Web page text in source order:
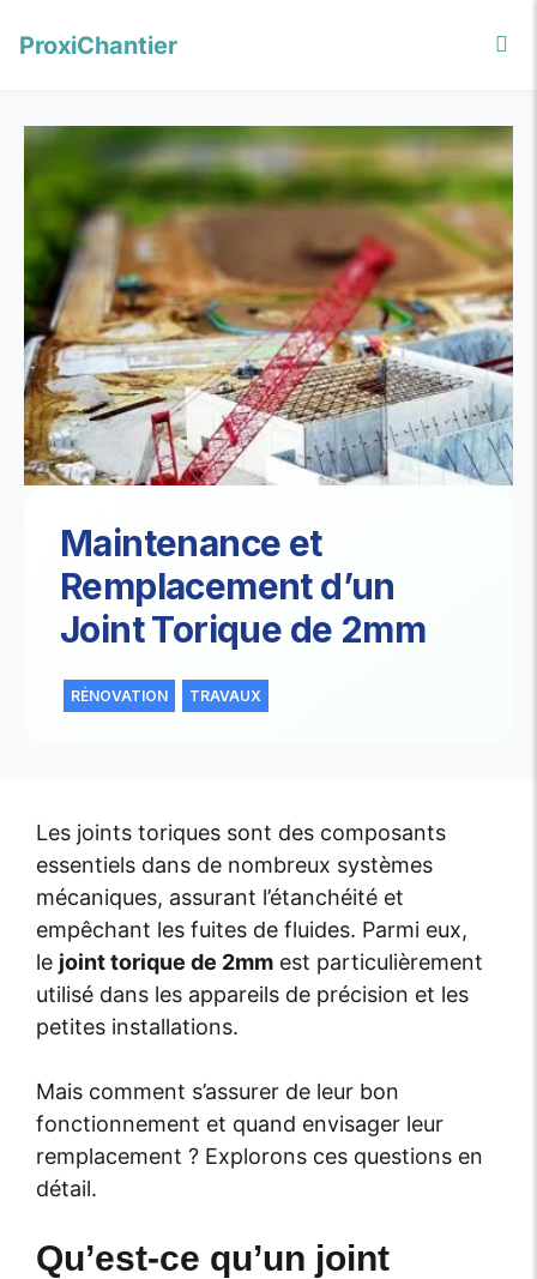
ProxiChantier
Maintenance et
Remplacement d’un
Joint Torique de 2mm
RÉNOVATION TRAVAUX
Les joints toriques sont des composants
essentiels dans de nombreux systèmes
mécaniques, assurant l’étanchéité et
empêchant les fuites de fluides. Parmi eux,
le joint torique de 2mm est particulièrement
utilisé dans les appareils de précision et les
petites installations.
Mais comment s’assurer de leur bon
fonctionnement et quand envisager leur
remplacement ? Explorons ces questions en
détail.
Qu’est-ce qu’un joint